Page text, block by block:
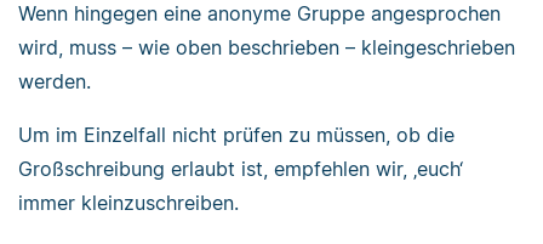
Wenn hingegen eine anonyme Gruppe angesprochen
wird, muss – wie oben beschrieben – kleingeschrieben
werden.
Um im Einzelfall nicht prüfen zu müssen, ob die
Großschreibung erlaubt ist, empfehlen wir, ‚euch‘
immer kleinzuschreiben.